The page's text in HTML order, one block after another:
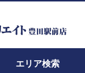
エリア検索